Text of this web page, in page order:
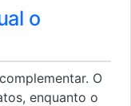
o
O
enquanto o